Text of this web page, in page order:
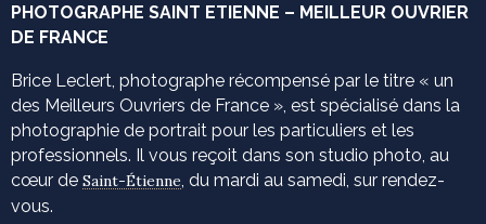
PHOTOGRAPHE SAINT ETIENNE – MEILLEUR OUVRIER
DE FRANCE
Brice Leclert, photographe récompensé par le titre « un
des Meilleurs Ouvriers de France », est spécialisé dans la
photographie de portrait pour les particuliers et les
professionnels. Il vous reçoit dans son studio photo, au
cœur de Saint-Étienne, du mardi au samedi, sur rendez-
vous.